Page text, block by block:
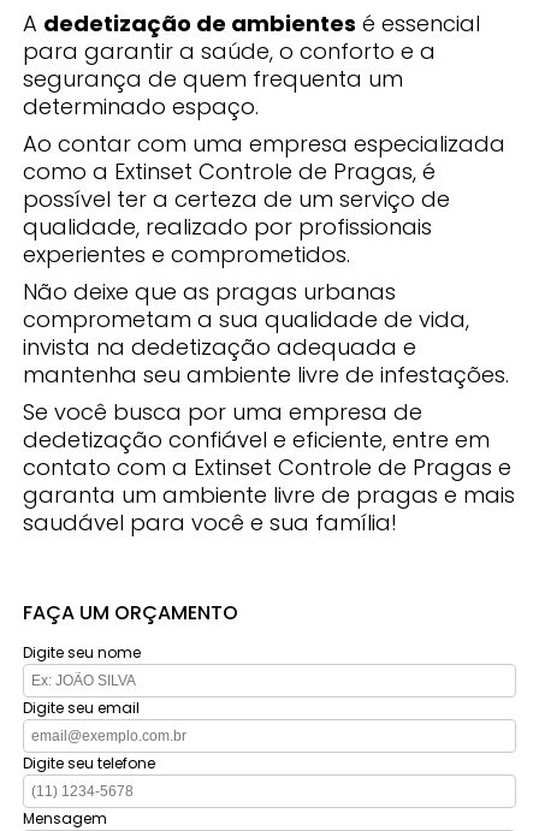
A dedetização de ambientes é essencial
para garantir a saúde, o conforto e a
segurança de quem frequenta um
determinado espaço.
Ao contar com uma empresa especializada
como a Extinset Controle de Pragas, é
possível ter a certeza de um serviço de
qualidade, realizado por profissionais
experientes e comprometidos.
Não deixe que as pragas urbanas
comprometam a sua qualidade de vida,
invista na dedetização adequada e
mantenha seu ambiente livre de infestações.
Se você busca por uma empresa de
dedetização confiável e eficiente, entre em
contato com a Extinset Controle de Pragas e
garanta um ambiente livre de pragas e mais
saudável para você e sua família!
FAÇA UM ORÇAMENTO
Digite seu nome
Digite seu email
Digite seu telefone
Mensagem